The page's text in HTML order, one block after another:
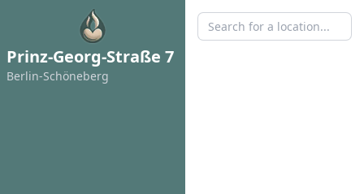
Prinz-Georg-Straße 7
Berlin-Schöneberg